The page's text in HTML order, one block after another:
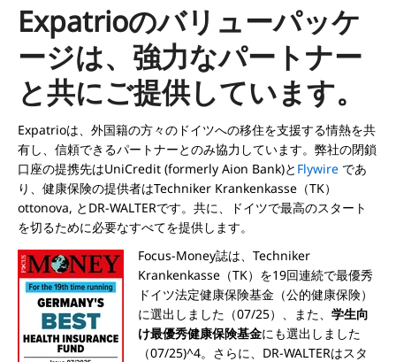
Expatrioのバリューパッケ
ージは、強力なパートナー
と共にご提供しています。
Expatrioは、外国籍の方々のドイツへの移住を支援する情熱を共
有し、信頼できるパートナーとのみ協力しています。弊社の閉鎖
口座の提携先はUniCredit (formerly Aion Bank)と Flywire であ
り、健康保険の提供者はTechniker Krankenkasse（TK）
ottonova, とDR-WALTERです。共に、ドイツで最高のスタート
を切るために必要なすべてを提供します。
Focus-Money誌は、Techniker
Krankenkasse（TK）を19回連続で最優秀
ドイツ法定健康保険基金 （公的健康保険）
に選出しました（07/25）、また、 学生向
け最優秀健康保険基金にも選出しました
（07/25)^4。さらに、DR-WALTERはスタ